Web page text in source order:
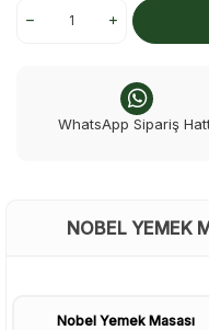
WhatsApp Sipariş
NOBEL YEMEK
Nobel Yemek Masası